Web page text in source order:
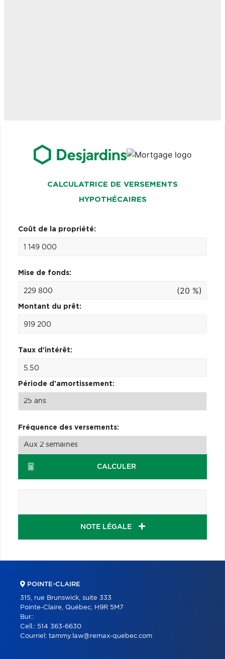
CALCULATRICE DE VERSEMENTS
HYPOTHÉCAIRES
Coût de la propriété:
Mise de fonds:
(20 %)
Montant du prêt:
Taux d'intérêt:
Période d'amortissement:
Fréquence des versements:
CALCULER
NOTE LÉGALE
POINTE-CLAIRE
315, rue Brunswick, suite 333
Pointe-Claire, Québec, H9R 5M7
Bur.:
Cell.: 514 363-6630
Courriel: tammy.law@remax-quebec.com